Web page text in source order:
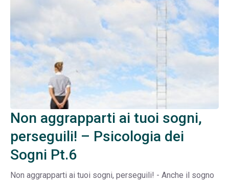
Non aggrapparti ai tuoi sogni,
perseguili! – Psicologia dei
Sogni Pt.6
Non aggrapparti ai tuoi sogni, perseguili! - Anche il sogno